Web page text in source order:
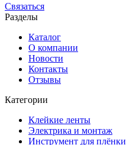
Связаться
Разделы
Каталог
О компании
Новости
Контакты
Отзывы
Категории
Клейкие ленты
Электрика и монтаж
Инструмент для плёнки